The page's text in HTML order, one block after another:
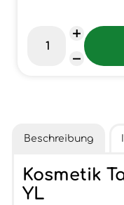
Beschreibung
Kosmetik
YL